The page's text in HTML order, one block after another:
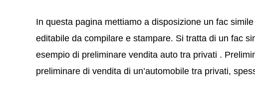
In questa pagina mettiamo a disposizione un fac
editabile da compilare e stampare. Si tratta di un fac
esempio di preliminare vendita auto tra privati .
preliminare di vendita di un’automobile tra privati,